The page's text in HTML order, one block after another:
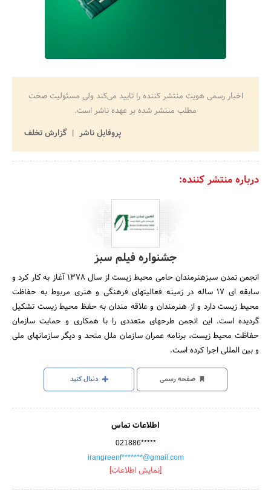
اخبار رسمی هویت منتشر کننده را تایید می‌کند ولی مسئولیت صحت
مطلب منتشر شده بر عهده ناشر است.
پروفایل ناشر
گزارش تخلف
درباره منتشر کننده:
جشنواره فیلم سبز
انجمن تمدن سبزهنرمندان حامی محیط زیست از سال ۱۳۷۸ آغاز به کار کرد و
سابقه ای ۱۷ ساله در زمینه فعالیتهای فرهنگی و هنری مربوط به حفاظت
محیط زیست دارد و از هنرمندان و علاقه مندان به حفظ محیط زیست تشکیل
گردیده است. این انجمن طرحهای متعددی را با همکاری و حمایت سازمان
حفاظت محیط زیست، برنامه عمران سازمان ملل متحد و دیگر سازمانهای ملی
و بین المللی اجرا کرده است.
صفحه رسمی دنبال کنید
اطلاعات تماس
021886*****
irangreenf*******@gmail.com
[نمایش اطلاعات]